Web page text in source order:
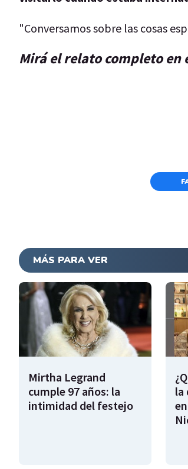
"Conversamos sobre las cosas
Mirá el relato completo en
MÁS PARA VER
Mirtha Legrand
cumple 97 años: la
intimidad del festejo
la